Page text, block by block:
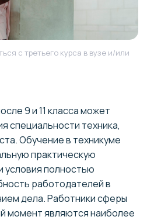
с третьего курса в вузе и/или
9 и 11 класса может
специальности техника,
Обучение в техникуме
практическую
условия полностью
работодателей в
дела. Работники сферы
момент являются наиболее